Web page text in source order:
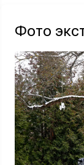
Фото